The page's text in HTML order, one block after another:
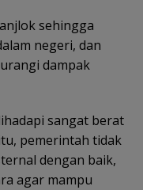
sehingga
negeri, dan
dampak
sangat berat
pemerintah tidak
dengan baik,
agar mampu